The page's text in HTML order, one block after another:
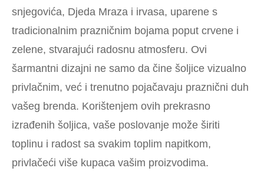
snjegovića, Djeda Mraza i irvasa, uparene s
tradicionalnim prazničnim bojama poput crvene i
zelene, stvarajući radosnu atmosferu. Ovi
šarmantni dizajni ne samo da čine šoljice vizualno
privlačnim, već i trenutno pojačavaju praznični duh
vašeg brenda. Korištenjem ovih prekrasno
izrađenih šoljica, vaše poslovanje može širiti
toplinu i radost sa svakim toplim napitkom,
privlačeći više kupaca vašim proizvodima.